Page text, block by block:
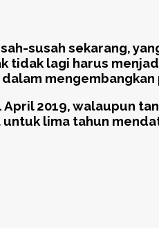
susah sekarang,
tidak lagi harus
2019, walaupun
lima tahun